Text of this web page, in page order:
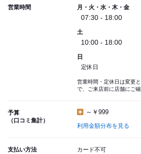
営業時間 月・火・水・木・金
07:30 - 18:00
土
10:00 - 18:00
日
定休日
営業時間・定休日は変更
で、ご来店前に店舗にご確
予算
（口コミ集計）
～￥999
利用金額分布を見る
支払い方法 カード不可